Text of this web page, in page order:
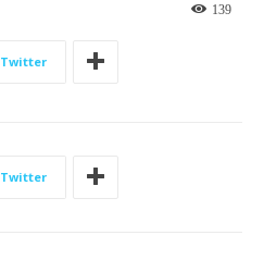
139
Twitter
Twitter